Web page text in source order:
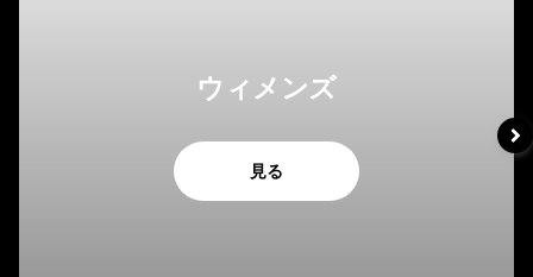
ウィメンズ
見る